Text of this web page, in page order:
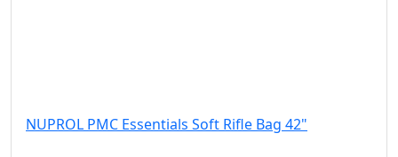
NUPROL PMC Essentials Soft Rifle Bag 42"